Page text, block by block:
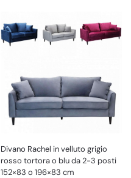
Divano Rachel in velluto grigio
rosso tortora o blu da 2-3 posti
152×83 o 196×83 cm